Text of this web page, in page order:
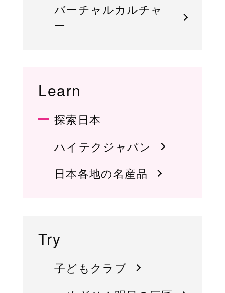
バーチャルカルチャ
ー
Learn
探索日本
ハイテクジャパン
日本各地の名産品
Try
子どもクラブ